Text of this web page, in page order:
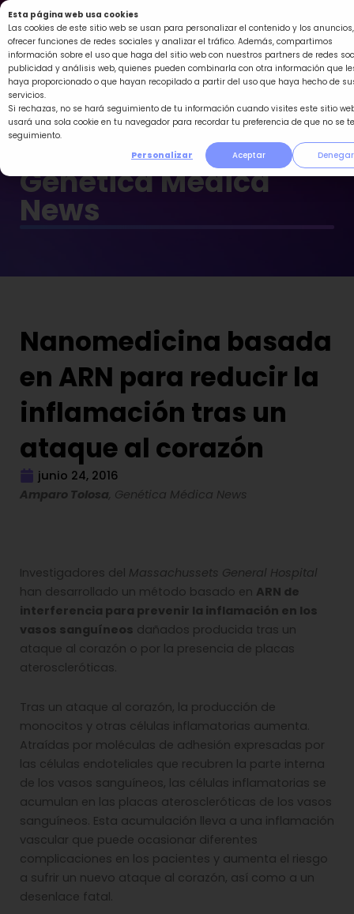
Esta página web usa cookies
Las cookies de este sitio web se usan para personalizar el contenido y los anuncios,
ofrecer funciones de redes sociales y analizar el tráfico. Además, compartimos
información sobre el uso que haga del sitio web con nuestros partners de redes
publicidad y análisis web, quienes pueden combinarla con otra información que
haya proporcionado o que hayan recopilado a partir del uso que haya hecho de
servicios.
Si rechazas, no se hará seguimiento de tu información cuando visites este sitio
usará una sola cookie en tu navegador para recordar tu preferencia de que no se
seguimiento.
Personalizar
Aceptar Denegar
Ir
al
contenido
Genética Médica
News
Nanomedicina basada
en ARN para reducir la
inflamación tras un
ataque al corazón
junio 24, 2016
Amparo Tolosa, Genética Médica News
Investigadores del Massachussets General Hospital
han desarrollado un método basado en ARN de
interferencia para prevenir la inflamación en los
vasos sanguíneos dañados producida tras un
ataque al corazón o por la presencia de placas
ateroscleróticas.
Tras un ataque al corazón, la producción de
monocitos y otras células inflamatorias aumenta.
Atraídas por moléculas de adhesión expresadas por
las células endoteliales que recubren la parte interna
de los vasos sanguíneos, las células inflamatorias se
acumulan en las placas ateroscleróticas de los vasos
sanguíneos. Esta acumulación lleva a una inflamación
vascular que puede ocasionar diferentes
complicaciones en los pacientes y aumenta el riesgo
a sufrir un nuevo ataque al corazón, así como a un
desenlace fatal.